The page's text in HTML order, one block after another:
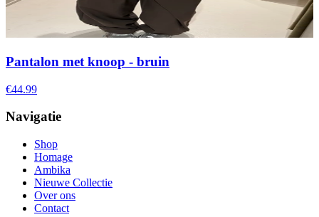
Pantalon met knoop - bruin
€44.99
Navigatie
Shop
Homage
Ambika
Nieuwe Collectie
Over ons
Contact